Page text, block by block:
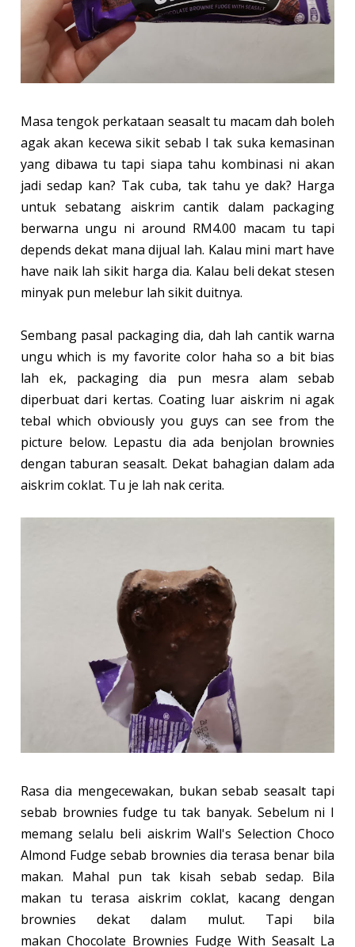
Masa tengok perkataan seasalt tu macam dah boleh
agak akan kecewa sikit sebab I tak suka kemasinan
yang dibawa tu tapi siapa tahu kombinasi ni akan
jadi sedap kan? Tak cuba, tak tahu ye dak? Harga
untuk sebatang aiskrim cantik dalam packaging
berwarna ungu ni around RM4.00 macam tu tapi
depends dekat mana dijual lah. Kalau mini mart have
have naik lah sikit harga dia. Kalau beli dekat stesen
minyak pun melebur lah sikit duitnya.
Sembang pasal packaging dia, dah lah cantik warna
ungu which is my favorite color haha so a bit bias
lah ek, packaging dia pun mesra alam sebab
diperbuat dari kertas. Coating luar aiskrim ni agak
tebal which obviously you guys can see from the
picture below. Lepastu dia ada benjolan brownies
dengan taburan seasalt. Dekat bahagian dalam ada
aiskrim coklat. Tu je lah nak cerita.
Rasa dia mengecewakan, bukan sebab seasalt tapi
sebab brownies fudge tu tak banyak. Sebelum ni I
memang selalu beli aiskrim Wall's Selection Choco
Almond Fudge sebab brownies dia terasa benar bila
makan. Mahal pun tak kisah sebab sedap. Bila
makan tu terasa aiskrim coklat, kacang dengan
brownies dekat dalam mulut. Tapi bila
makan Chocolate Brownies Fudge With Seasalt La